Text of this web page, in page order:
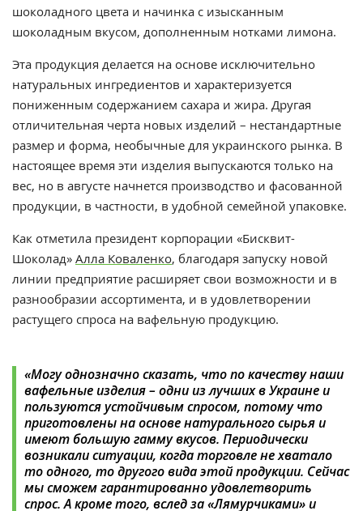
шоколадного цвета и начинка с изысканным
шоколадным вкусом, дополненным нотками лимона.
Эта продукция делается на основе исключительно
натуральных ингредиентов и характеризуется
пониженным содержанием сахара и жира. Другая
отличительная черта новых изделий – нестандартные
размер и форма, необычные для украинского рынка. В
настоящее время эти изделия выпускаются только на
вес, но в августе начнется производство и фасованной
продукции, в частности, в удобной семейной упаковке.
Как отметила президент корпорации «Бисквит-
Шоколад» Алла Коваленко, благодаря запуску новой
линии предприятие расширяет свои возможности и в
разнообразии ассортимента, и в удовлетворении
растущего спроса на вафельную продукцию.
«Могу однозначно сказать, что по качеству наши
вафельные изделия – одни из лучших в Украине и
пользуются устойчивым спросом, потому что
приготовлены на основе натурального сырья и
имеют большую гамму вкусов. Периодически
возникали ситуации, когда торговле не хватало
то одного, то другого вида этой продукции. Сейчас
мы сможем гарантированно удовлетворить
спрос. А кроме того, вслед за «Лямурчиками» и